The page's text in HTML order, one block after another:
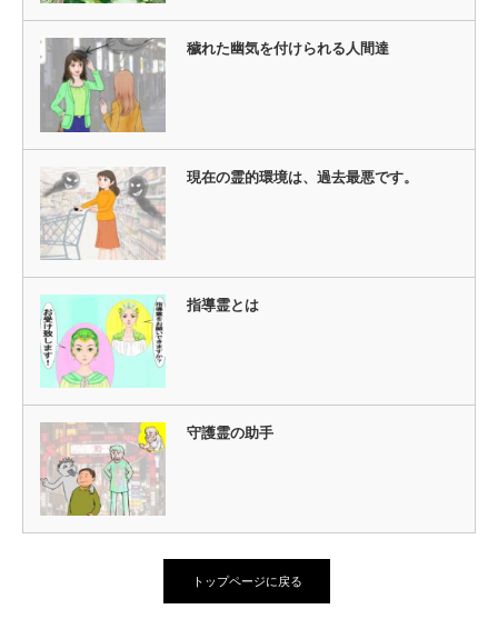
穢れた幽気を付けられる人間達
現在の霊的環境は、過去最悪です。
指導霊とは
守護霊の助手
トップページに戻る